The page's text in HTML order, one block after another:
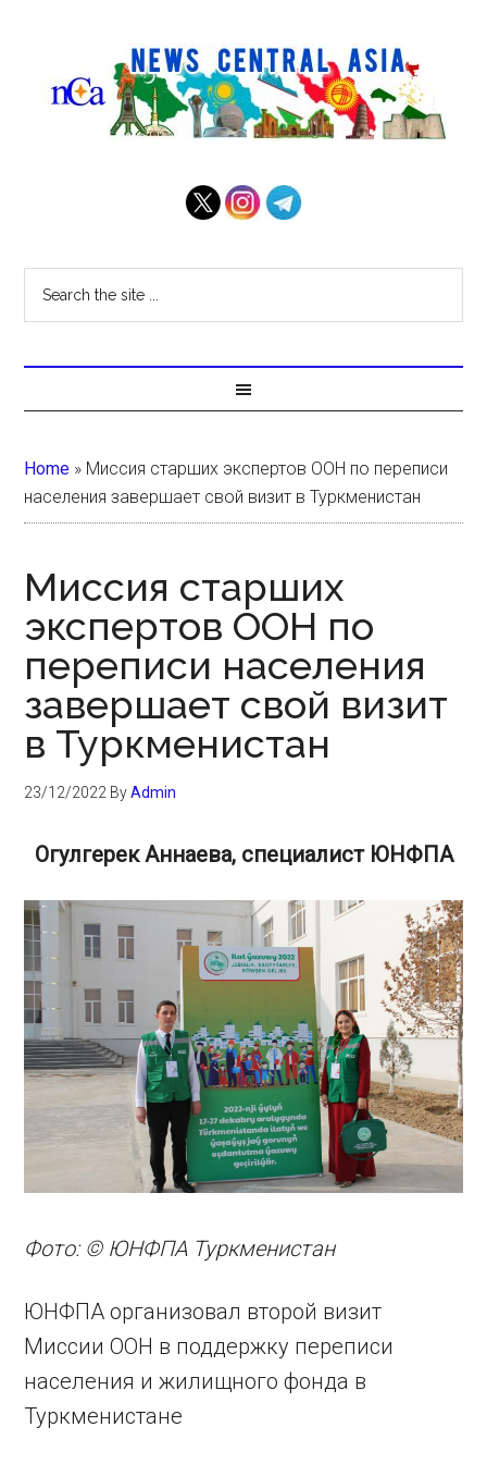
Home » Миссия старших экспертов ООН по переписи
населения завершает свой визит в Туркменистан
Миссия старших
экспертов ООН по
переписи населения
завершает свой визит
в Туркменистан
23/12/2022 ByAdmin
Огулгерек Аннаева, специалист ЮНФПА
Фото: © ЮНФПА Туркменистан
ЮНФПА организовал второй визит
Миссии ООН в поддержку переписи
населения и жилищного фонда в
Туркменистане